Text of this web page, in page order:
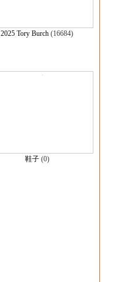
2025 Tory Burch (16684)
鞋子(0)